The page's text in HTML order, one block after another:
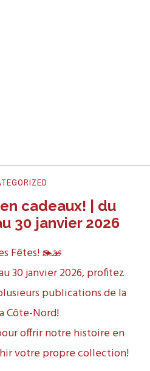
cadeaux! | du
30 janvier 2026
Fêtes!
30 janvier 2026, profitez
publications de la
Côte-Nord!
offrir notre histoire en
votre propre collection!